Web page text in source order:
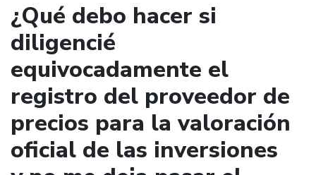
¿Qué debo hacer si
diligencié
equivocadamente el
registro del proveedor de
precios para la valoración
oficial de las inversiones